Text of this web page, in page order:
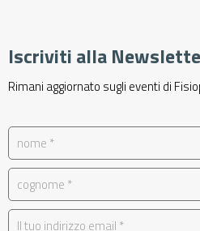
Iscriviti alla
Rimani aggiornato sugli eventi di